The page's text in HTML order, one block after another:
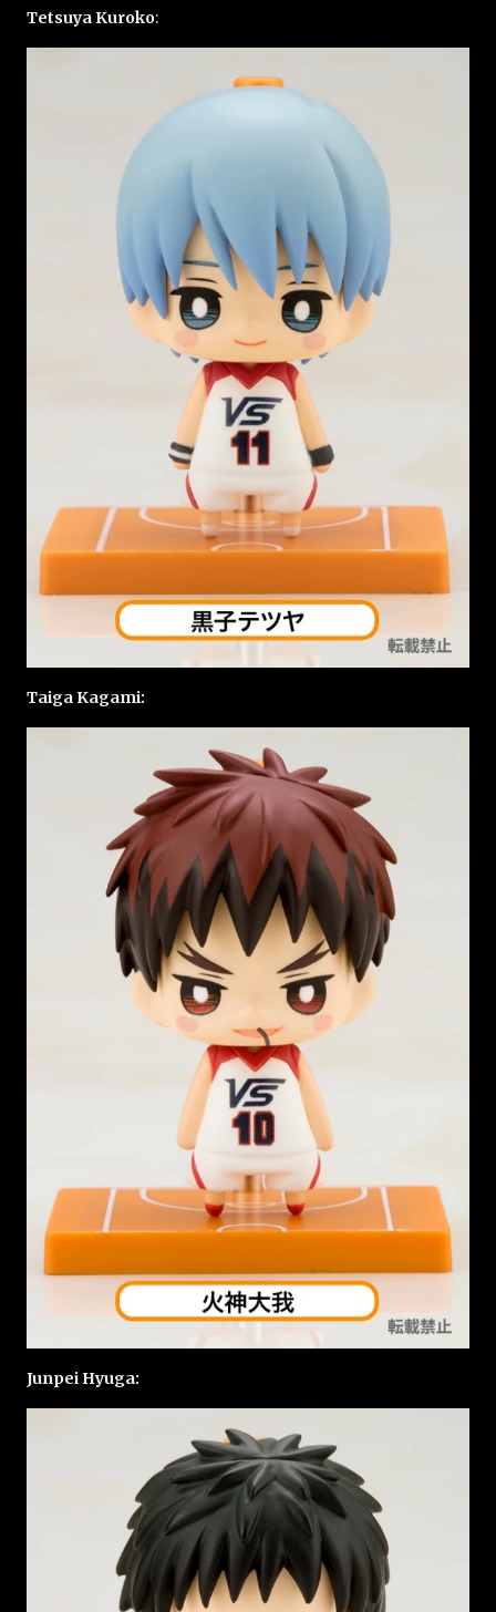
Tetsuya Kuroko:
Taiga Kagami:
Junpei Hyuga: